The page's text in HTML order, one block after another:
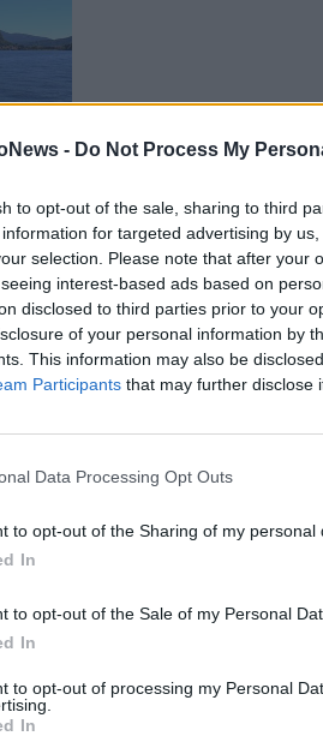
- Do Not Process My
to opt-out of the sale, sharing to third
for targeted advertising by
selection. Please note that after your
interest-based ads based on
disclosed to third parties prior to your
of your personal information by
This information may also be
Participants that may further disclose
Data Processing Opt Outs
to opt-out of the Sharing of my personal
In
to opt-out of the Sale of my Personal
In
to opt-out of processing my Personal
In
Guarda l'archivio